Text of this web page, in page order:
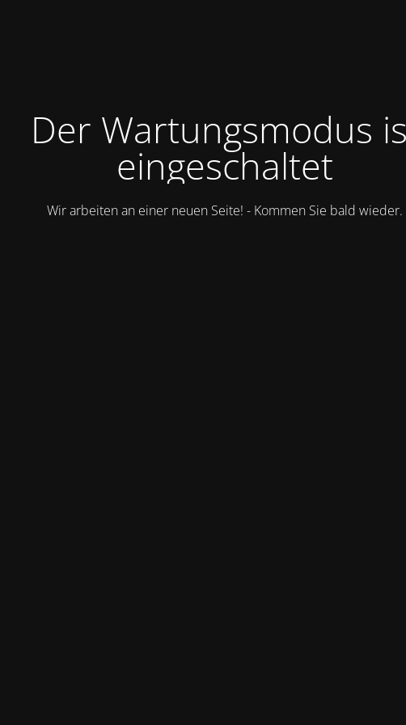
Der Wartungsmodus
eingeschaltet
Wir arbeiten an einer neuen Seite! - Kommen Sie bald wieder.